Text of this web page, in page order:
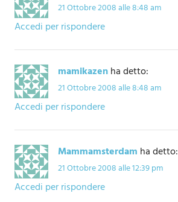
21 Ottobre 2008 alle 8:48 am
Accedi per rispondere
mamikazenha detto:
21 Ottobre 2008 alle 8:48 am
Accedi per rispondere
Mammamsterdam ha detto:
21 Ottobre 2008 alle 12:39 pm
Accedi per rispondere